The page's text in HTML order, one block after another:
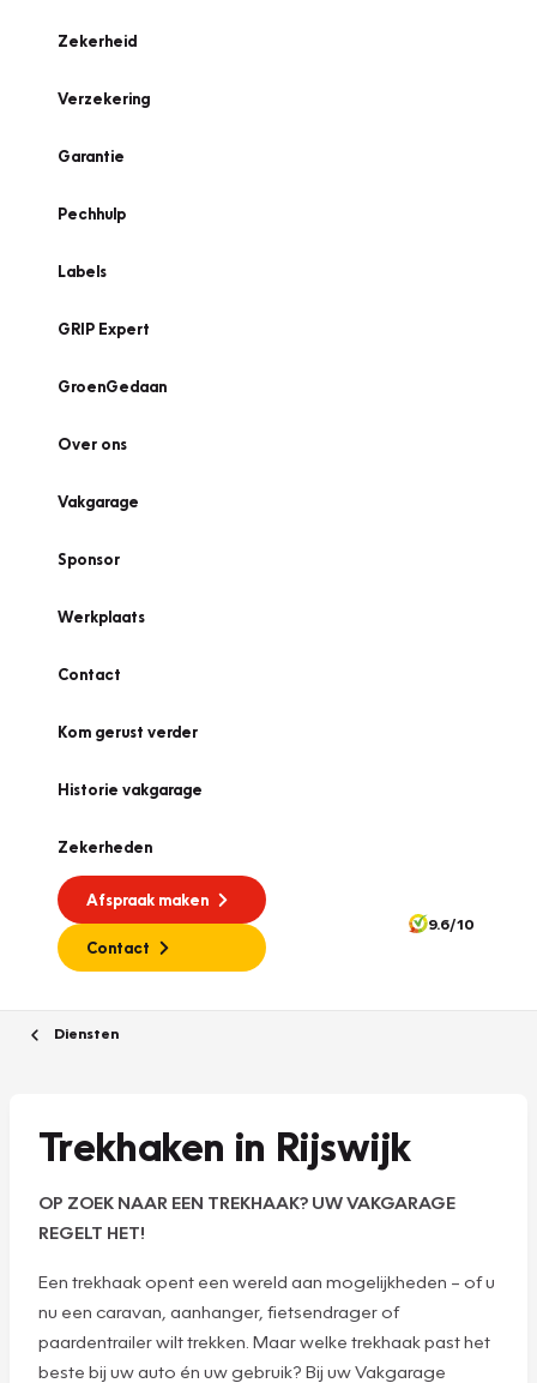
Zekerheid
Verzekering
Garantie
Pechhulp
Labels
GRIP Expert
GroenGedaan
Over ons
Vakgarage
Sponsor
Werkplaats
Contact
Kom gerust verder
Historie vakgarage
Zekerheden
Afspraak maken
Contact
9.6/10
Diensten
Trekhaken in Rijswijk
OP ZOEK NAAR EEN TREKHAAK? UW VAKGARAGE
REGELT HET!
Een trekhaak opent een wereld aan mogelijkheden – of u
nu een caravan, aanhanger, fietsendrager of
paardentrailer wilt trekken. Maar welke trekhaak past het
beste bij uw auto én uw gebruik? Bij uw Vakgarage